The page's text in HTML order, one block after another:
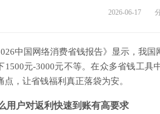
2026-06-17
中国网络消费省钱报告》显示，我
1500元-3000元不等。在众多省钱工具
点，让省钱福利真正落袋为安。
用户对返利快速到账有高要求